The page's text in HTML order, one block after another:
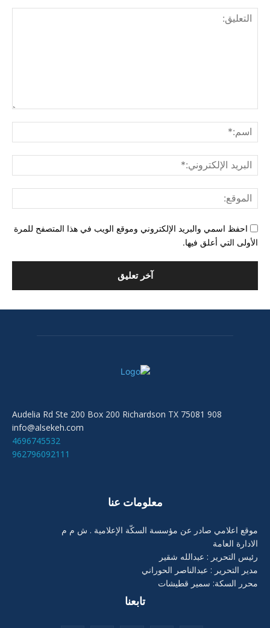
احفظ اسمي والبريد الإلكتروني وموقع الويب في هذا المتصفح للمرة
الأولى التي أعلق فيها.
908 Audelia Rd Ste 200 Box 200 Richardson TX 75081
info@alsekeh.com
4696745532
962796092111
معلومات عنا
موقع اعلامي صادر عن مؤسسة السكّة الإعلامية . ش م م
الادارة العامة
رئيس التحرير : عبدالله شقير
مدير التحرير : عبدالناصر الحوراني
محرر السكة: سمير قطيشات
تابعنا